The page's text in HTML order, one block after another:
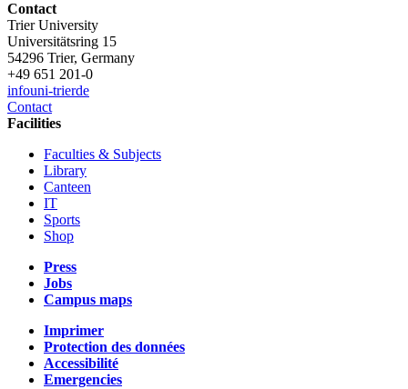
Contact
Trier University
Universitätsring 15
54296 Trier, Germany
+49 651 201-0
infouni-trierde
Contact
Facilities
Faculties & Subjects
Library
Canteen
IT
Sports
Shop
Press
Jobs
Campus maps
Imprimer
Protection des données
Accessibilité
Emergencies